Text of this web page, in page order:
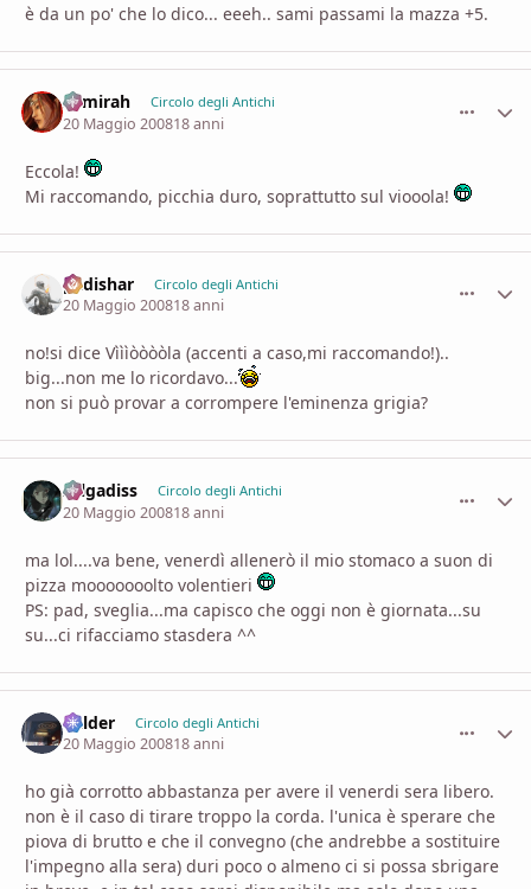
è da un po' che lo dico... eeeh.. sami passami la mazza +5.
Samirah Circolo degli Antichi
20 Maggio 200818 anni
Eccola!
Mi raccomando, picchia duro, soprattutto sul viooola!
padishar Circolo degli Antichi
20 Maggio 200818 anni
no!si dice Vìììòòòòla (accenti a caso,mi raccomando!)..
big...non me lo ricordavo...
non si può provar a corrompere l'eminenza grigia?
zelgadiss Circolo degli Antichi
20 Maggio 200818 anni
ma lol....va bene, venerdì allenerò il mio stomaco a suon di
pizza mooooooolto volentieri
PS: pad, sveglia...ma capisco che oggi non è giornata...su
su...ci rifacciamo stasdera ^^
Balder Circolo degli Antichi
20 Maggio 200818 anni
ho già corrotto abbastanza per avere il venerdi sera libero.
non è il caso di tirare troppo la corda. l'unica è sperare che
piova di brutto e che il convegno (che andrebbe a sostituire
l'impegno alla sera) duri poco o almeno ci si possa sbrigare